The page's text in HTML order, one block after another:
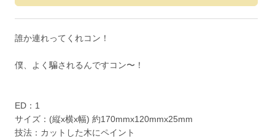
誰か連れってくれコン！
僕、よく騙されるんですコン〜！
ED：1
サイズ：(縦x横x幅) 約170mmx120mmx25mm
技法：カットした木にペイント